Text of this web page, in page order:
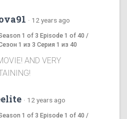
· 12 years ago
1 of 3 Episode 1 of 40 /
1 из 3 Серия 1 из 40
AND VERY
· 12 years ago
1 of 3 Episode 1 of 40 /